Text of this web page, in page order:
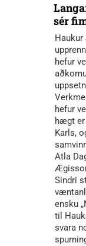
sér
hefur
hefur
hægt er
Karls,
Atla
Sindri
ensku
til
svara